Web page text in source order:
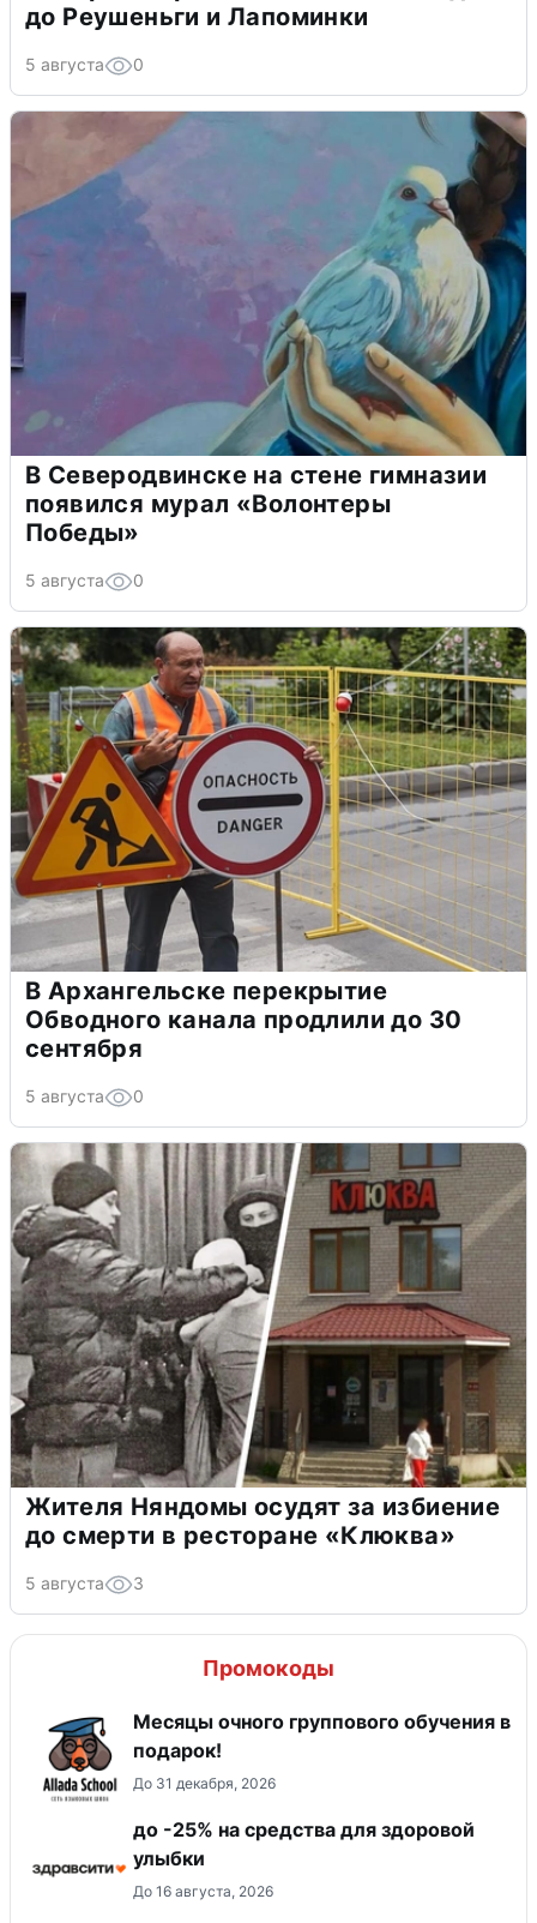
до Реушеньги и Лапоминки
5 августа 0
В Северодвинске на стене гимназии
появился мурал «Волонтеры
Победы»
5 августа 0
В Архангельске перекрытие
Обводного канала продлили до 30
сентября
5 августа 0
Жителя Няндомы осудят за избиение
до смерти в ресторане «Клюква»
5 августа 3
Промокоды
Месяцы очного группового обучения в
подарок!
До 31 декабря, 2026
до -25% на средства для здоровой
улыбки
До 16 августа, 2026